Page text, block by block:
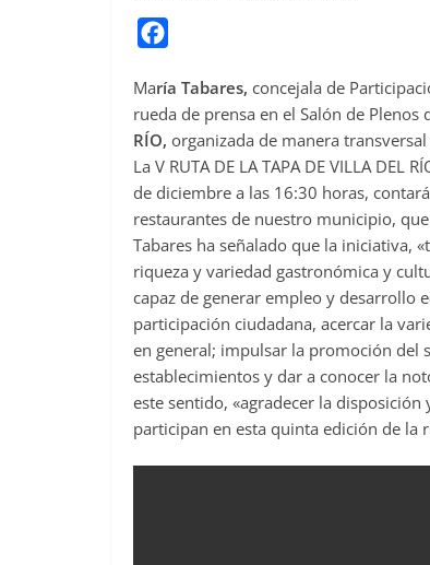
c
e
b
o
o
k
María Tabares, concejala de
rueda de prensa en el Salón de
RÍO, organizada de manera
La V RUTA DE LA TAPA DE VILLA
de diciembre a las 16:30 horas,
restaurantes de nuestro municipio,
Tabares ha señalado que la iniciativa,
riqueza y variedad gastronómica y
capaz de generar empleo y desarrollo
participación ciudadana, acercar la
en general; impulsar la promoción del
establecimientos y dar a conocer la
este sentido, «agradecer la
participan en esta quinta edición de la